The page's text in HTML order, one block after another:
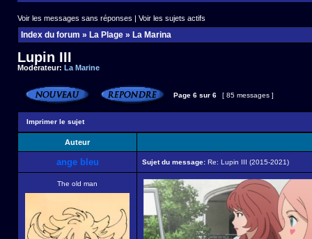
Voir les messages sans réponses | Voir les sujets actifs
Index du forum » La Plage » La Marina
Lupin III
Modérateur: La Marine
Page 6 sur 6 [ 85 messages ]
Imprimer le sujet
Auteur
ange bleu Sujet du message: Re: Lupin III (2015-2021)
The old man